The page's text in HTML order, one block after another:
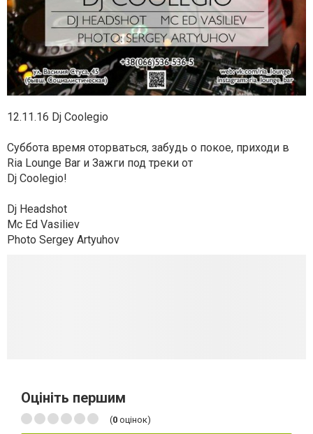
12.11.16 Dj Coolegio
Суббота время оторваться, забудь о покое, приходи в
Ria Lounge Bar и Зажги под треки от
Dj Coolegio!
Dj Headshot
Mc Ed Vasiliev
Photo Sergey Artyuhov
Оцініть першим
(0 оцінок)